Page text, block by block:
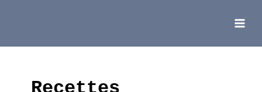
Main
Menu